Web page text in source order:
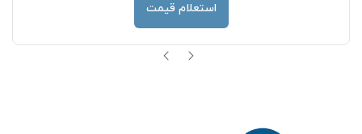
استعلام قیمت